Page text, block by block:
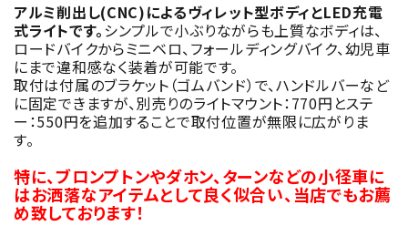
アルミ削出し(CNC)によるヴィレット型ボディとLED充電
式ライトです。 シンプルで小ぶりながらも上質なボディは、
ロードバイクからミニベロ、フォールディングバイク、幼児車
にまで違和感なく装着が可能です。
取付は付属のブラケット（ゴムバンド）で、ハンドルバーなど
に固定できますが、別売りのライトマウント：770円とステ
ー：550円を追加することで取付位置が無限に広がりま
す。
特に、ブロンプトンやダホン、ターンなどの小径車に
はお洒落なアイテムとして良く似合い、当店でもお薦
め致しております！